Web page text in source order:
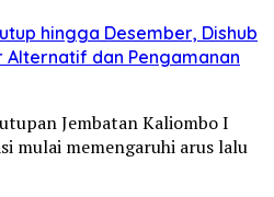
hingga Desember, Dishub
Alternatif dan Pengamanan
Jembatan Kaliombo I
mulai memengaruhi arus lalu